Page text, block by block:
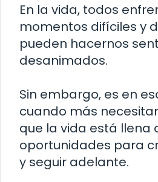
En la vida, todos
momentos difíciles y
pueden hacernos
desanimados.
Sin embargo, es en
cuando más
que la vida está llena
oportunidades para
y seguir adelante.